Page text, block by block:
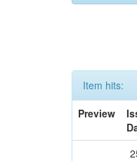
Item hits:
Preview